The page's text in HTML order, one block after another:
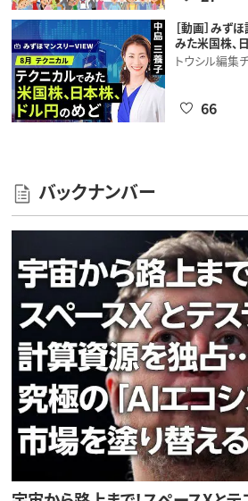
［動画］みず
みた米国株、
トウシル編集
66
バックナンバー